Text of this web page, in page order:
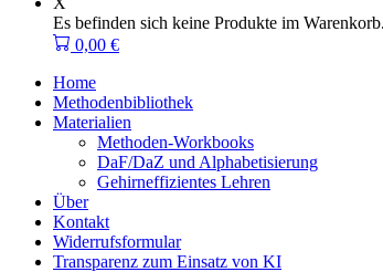
Es befinden sich keine Produkte im Warenkorb.
0,00 €
Home
Methodenbibliothek
Materialien
Methoden-Workbooks
DaF/DaZ und Alphabetisierung
Gehirneffizientes Lehren
Über
Kontakt
Widerrufsformular
Transparenz zum Einsatz von KI